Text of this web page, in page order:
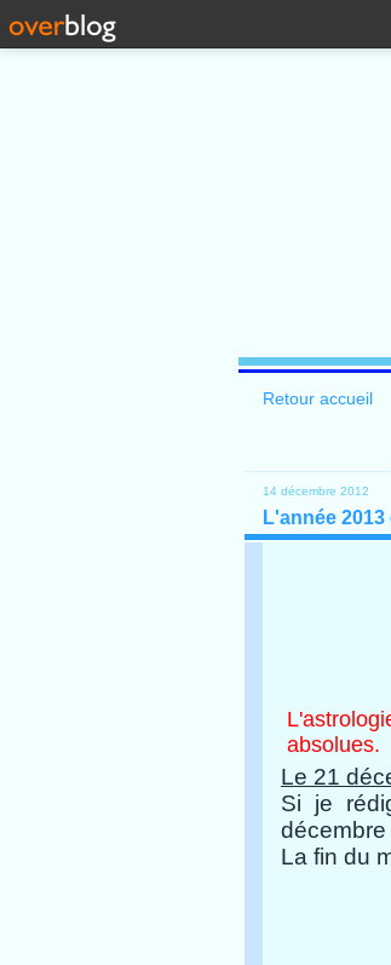
Retour accueil
14 décembre 2012
L'année
absolues.
Le 21
Si je
La fin du